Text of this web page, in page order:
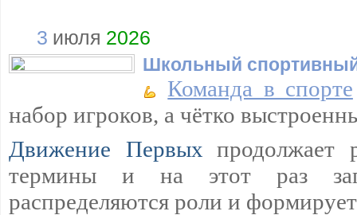
3 июля 2026
Школьный
Команда в спорте
набор игроков, а чётко
Движение Первых продолжает
термины и на этот раз
распределяются роли и